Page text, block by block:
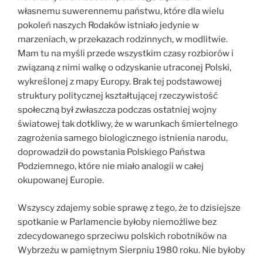
własnemu suwerennemu państwu, które dla wielu
pokoleń naszych Rodaków istniało jedynie w
marzeniach, w przekazach rodzinnych, w modlitwie.
Mam tu na myśli przede wszystkim czasy rozbiorów i
związaną z nimi walkę o odzyskanie utraconej Polski,
wykreślonej z mapy Europy. Brak tej podstawowej
struktury politycznej kształtującej rzeczywistość
społeczną był zwłaszcza podczas ostatniej wojny
światowej tak dotkliwy, że w warunkach śmiertelnego
zagrożenia samego biologicznego istnienia narodu,
doprowadził do powstania Polskiego Państwa
Podziemnego, które nie miało analogii w całej
okupowanej Europie.
Wszyscy zdajemy sobie sprawę z tego, że to dzisiejsze
spotkanie w Parlamencie byłoby niemożliwe bez
zdecydowanego sprzeciwu polskich robotników na
Wybrzeżu w pamiętnym Sierpniu 1980 roku. Nie byłoby